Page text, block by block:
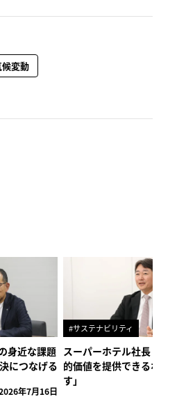
変動
身近な課題
につなげる
年7月16日
#サステナビリティ
スーパーホテル社長「地域
的価値を提供できるホテル
す」